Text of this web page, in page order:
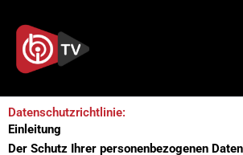
Inhalt
springen
Datenschutzrichtlinie:
Einleitung
Der Schutz Ihrer personenbezogenen